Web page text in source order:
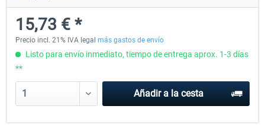
30,25 € *
15,73 € *
Precio incl. 21% IVA legal más gastos de envío
Listo para envío inmediato, tiempo de entrega aprox. 1-3 días
**
Añadir a la cesta